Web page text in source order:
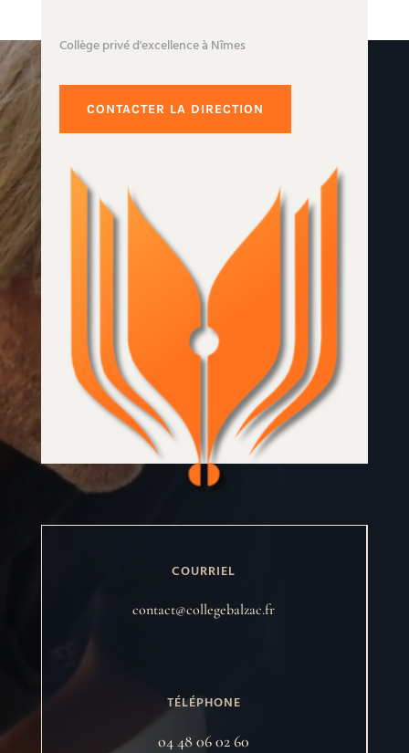
Collège privé d'excellence à Nîmes
CONTACTER LA DIRECTION
COURRIEL
contact@collegebalzac.fr
TÉLÉPHONE
o4 48 06 02 60